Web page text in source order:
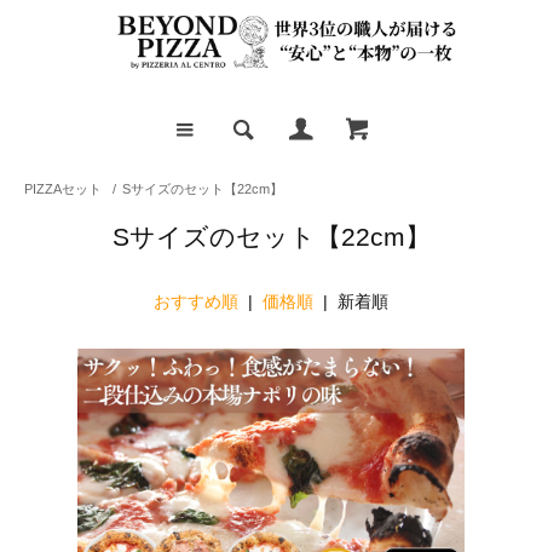
PIZZAセット / Sサイズのセット【22cm】
Sサイズのセット【22cm】
おすすめ順 | 価格順 | 新着順